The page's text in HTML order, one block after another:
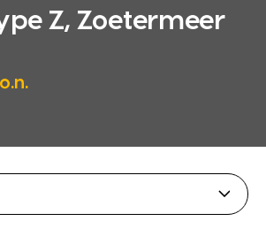
Z, Zoetermeer